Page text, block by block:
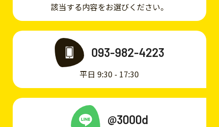
該当する内容をお選びください。
093-982-4223
平日 9:30 - 17:30
@3000d